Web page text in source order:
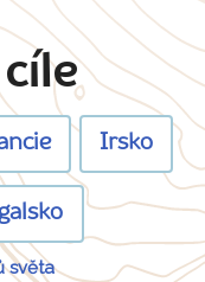
Irsko
světa